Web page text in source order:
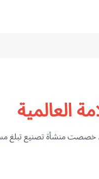
العالمية